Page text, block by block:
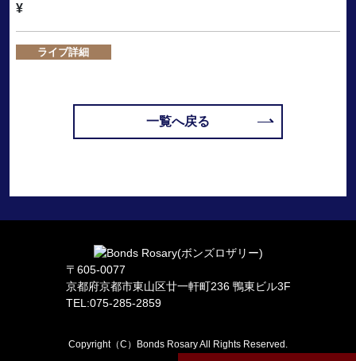
¥
ライブ詳細
一覧へ戻る
〒605-0077
京都府京都市東山区廿一軒町236 鴨東ビル3F
TEL:075-285-2859
Copyright（C）Bonds Rosary All Rights Reserved.